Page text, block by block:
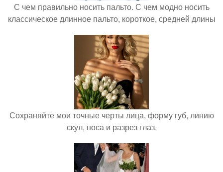
С чем правильно носить пальто. С чем модно носить
классическое длинное пальто, короткое, средней длины
Сохраняйте мои точные черты лица, форму губ, линию
скул, носа и разрез глаз.